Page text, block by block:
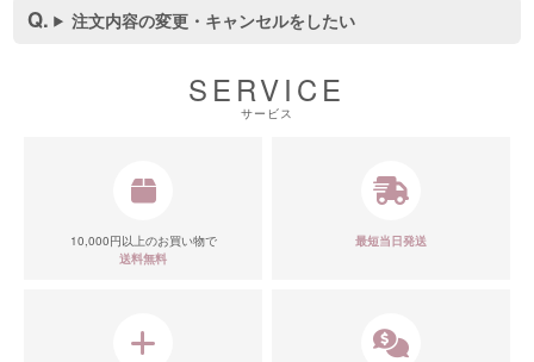
注文内容の変更・キャンセルをしたい
SERVICE
サービス
10,000円以上のお買い物で
送料無料
最短当日発送